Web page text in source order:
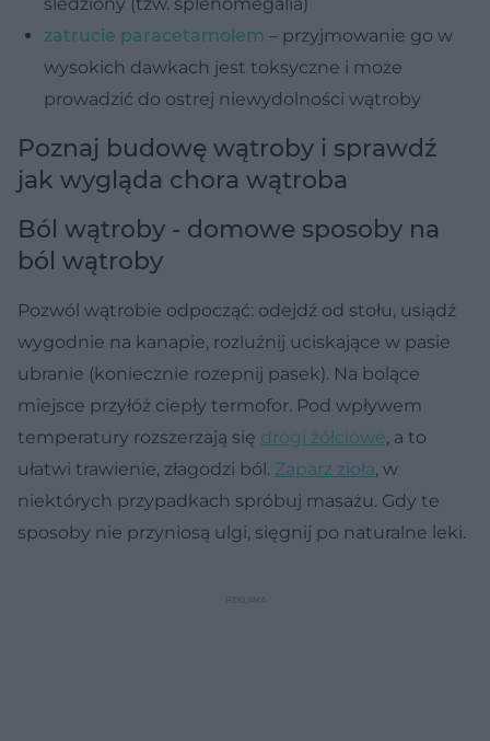
śledziony (tzw. splenomegalia)
zatrucie paracetamolem – przyjmowanie go w
wysokich dawkach jest toksyczne i może
prowadzić do ostrej niewydolności wątroby
Poznaj budowę wątroby i sprawdź
jak wygląda chora wątroba
Ból wątroby - domowe sposoby na
ból wątroby
Pozwól wątrobie odpocząć: odejdź od stołu, usiądź
wygodnie na kanapie, rozluźnij uciskające w pasie
ubranie (koniecznie rozepnij pasek). Na bolące
miejsce przyłóż ciepły termofor. Pod wpływem
temperatury rozszerzają się drogi żółciowe, a to
ułatwi trawienie, złagodzi ból. Zaparz zioła, w
niektórych przypadkach spróbuj masażu. Gdy te
sposoby nie przyniosą ulgi, sięgnij po naturalne leki.